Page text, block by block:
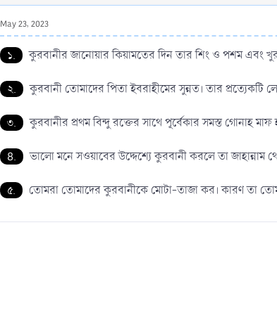
May 23, 2023
১. কুরবানীর জানোয়ার কিয়ামতের দিন তার শিং ও পশম এবং
২. কুরবানী তোমাদের পিতা ইবরাহীমের সুন্নত। তার প্রত্যেকটি
৩. কুরবানীর প্রথম বিন্দু রক্তের সাথে পূর্বেকার সমস্ত গোনাহ
8. ভালো মনে সওয়াবের উদ্দেশ্যে কুরবানী করলে তা জাহান্নাম
৫. তোমরা তোমাদের কুরবানীকে মোটা-তাজা কর। কারণ তা